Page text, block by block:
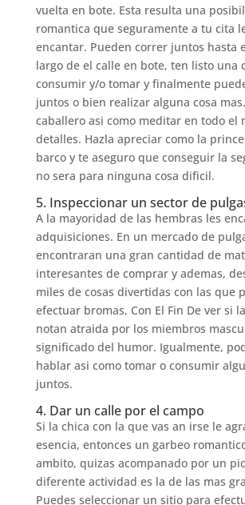
vuelta en bote. Esta resulta una
romantica que seguramente a tu cita
encantar. Pueden correr juntos hasta
largo de el calle en bote, ten listo una
consumir y/o tomar y finalmente
juntos o bien realizar alguna cosa
caballero asi­ como meditar en todo el
detalles. Hazla apreciar como la
barco y te aseguro que conseguir la
no sera para ninguna cosa dificil.
5. Inspeccionar un sector de
A la mayoridad de las hembras les
adquisiciones. En un mercado de
encontraran una gran cantidad de
interesantes de comprar y ademas,
miles de cosas divertidas con las que
efectuar bromas, Con El Fin De ver si
notan atraida por los miembros
significado del humor. Igualmente,
hablar asi­ como tomar o consumir
juntos.
4. Dar un calle por el campo
Si la chica con la que vas an irse le
esencia, entonces un garbeo
ambito, quizas acompanado por un
diferente actividad es la de las mas
Puedes seleccionar un sitio para